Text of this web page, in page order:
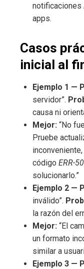
notificaciones
apps.
Casos
inicial al
Ejemplo 1 —
servidor”.
causa ni
Mejor: “No
Pruebe
código ERR-
solucionarlo.”
Ejemplo 2 —
inválido”.
la razón del
Mejor: “El
un formato
similar a
Ejemplo 3 —